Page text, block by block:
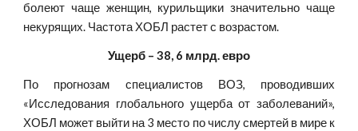
болеют чаще женщин, курильщики значительно чаще
некурящих. Частота ХОБЛ растет с возрастом.
Ущерб – 38, 6 млрд. евро
По прогнозам специалистов ВОЗ, проводивших
«Исследования глобального ущерба от заболеваний»,
ХОБЛ может выйти на 3 место по числу смертей в мире к